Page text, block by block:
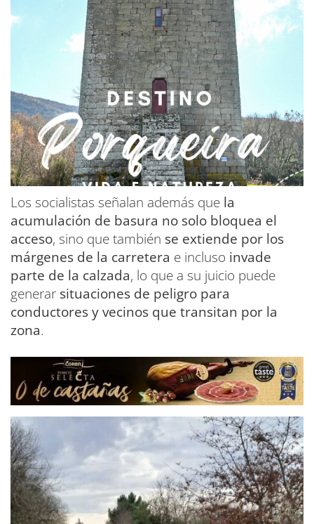
Los socialistas señalan además que la
acumulación de basura no solo bloquea el
acceso, sino que también se extiende por los
márgenes de la carretera e incluso invade
parte de la calzada, lo que a su juicio puede
generar situaciones de peligro para
conductores y vecinos que transitan por la
zona.